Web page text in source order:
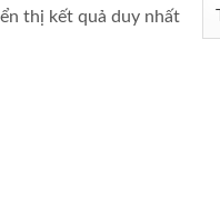
thị kết quả duy nhất